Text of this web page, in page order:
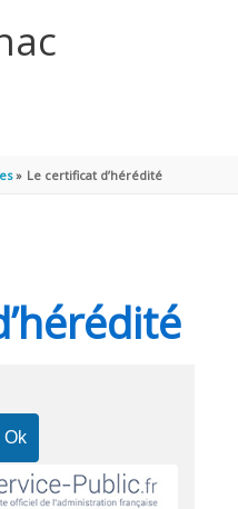
Le certificat d’hérédité